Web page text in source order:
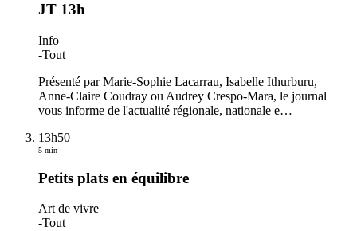
JT 13h
Info
-Tout
Présenté par Marie-Sophie Lacarrau, Isabelle Ithurburu,
Anne-Claire Coudray ou Audrey Crespo-Mara, le journal
vous informe de l'actualité régionale, nationale e…
13h50
5 min
Petits plats en équilibre
Art de vivre
-Tout